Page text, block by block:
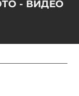
- ВИДЕО